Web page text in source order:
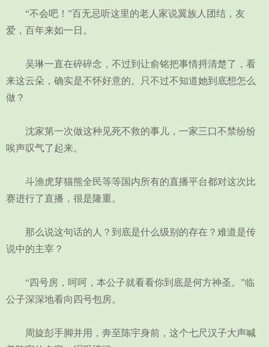
“不会吧！”百无忌听这里的老人家说翼族人团结，友
爱，百年来如一日。
吴琳一直在碎碎念，不过到让俞铭把事情捋清楚了，看
来这云朵，确实是不怀好意的。只不过不知道她到底想怎么
做？
沈家第一次做这种见死不救的事儿，一家三口不禁纷纷
唉声叹气了起来。
斗渔虎芽猫熊全民等等国内所有的直播平台都对这次比
赛进行了直播，很是隆重。
那么说这句话的人？到底是什么级别的存在？难道是传
说中的主宰？
“四号房，呵呵，本公子就看看你到底是何方神圣。”临
公子深深地看向四号包房。
周旋彭手脚并用，奔至陈宇身前，这个七尺汉子大声喊